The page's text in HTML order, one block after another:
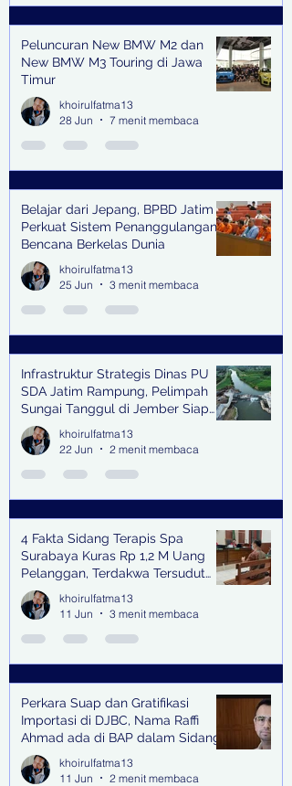
Peluncuran New BMW M2 dan
New BMW M3 Touring di Jawa
Timur
khoirulfatma13
28 Jun
7 menit membaca
Belajar dari Jepang, BPBD Jatim
Perkuat Sistem Penanggulangan
Bencana Berkelas Dunia
khoirulfatma13
25 Jun
3 menit membaca
Infrastruktur Strategis Dinas PU
SDA Jatim Rampung, Pelimpah
Sungai Tanggul di Jember Siap
Bangkitkan Swasembada Pangan
dan Pengendali Banjir
khoirulfatma13
22 Jun
2 menit membaca
4 Fakta Sidang Terapis Spa
Surabaya Kuras Rp 1,2 M Uang
Pelanggan, Terdakwa Tersudut
oleh Keterangan Saksi Kunci
khoirulfatma13
11 Jun
3 menit membaca
Perkara Suap dan Gratifikasi
Importasi di DJBC, Nama Raffi
Ahmad ada di BAP dalam Sidang
khoirulfatma13
11 Jun
2 menit membaca